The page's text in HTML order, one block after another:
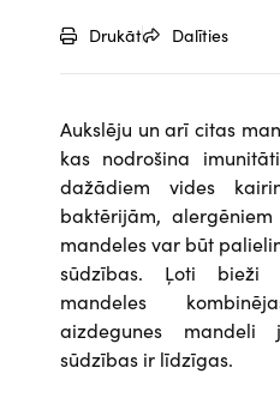
Drukāt Dalīties
Aukslēju un arī citas
kas nodrošina
dažādiem vides
baktērijām,
mandeles var būt
sūdzības. Ļoti bieži
mandeles
aizdegunes mandeli
sūdzības ir līdzīgas.